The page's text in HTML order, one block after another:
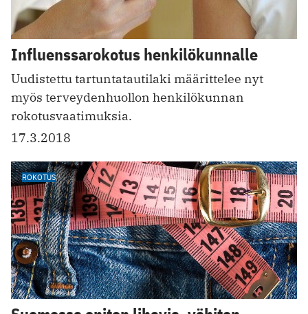
Influenssarokotus henkilökunnalle
Uudistettu tartuntatautilaki määrittelee nyt
myös terveydenhuollon henkilökunnan
rokotusvaatimuksia.
17.3.2018
ROKOTUS